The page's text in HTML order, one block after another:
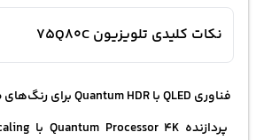
نکات کلیدی تلویزیون 75Q80C
فناوری QLED با Quantum HDR برای رنگ‌های طبیعی و دقیق